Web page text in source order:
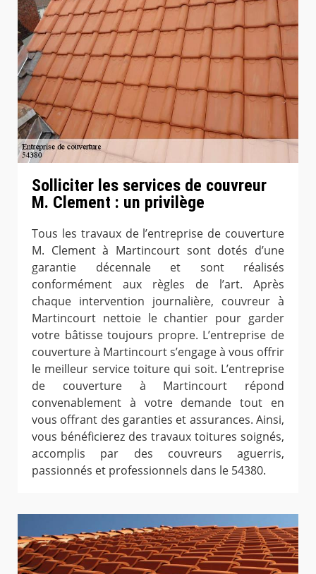
Solliciter les services de couvreur
M. Clement : un privilège
Tous les travaux de l’entreprise de couverture
M. Clement à Martincourt sont dotés d’une
garantie décennale et sont réalisés
conformément aux règles de l’art. Après
chaque intervention journalière, couvreur à
Martincourt nettoie le chantier pour garder
votre bâtisse toujours propre. L’entreprise de
couverture à Martincourt s’engage à vous offrir
le meilleur service toiture qui soit. L’entreprise
de couverture à Martincourt répond
convenablement à votre demande tout en
vous offrant des garanties et assurances. Ainsi,
vous bénéficierez des travaux toitures soignés,
accomplis par des couvreurs aguerris,
passionnés et professionnels dans le 54380.